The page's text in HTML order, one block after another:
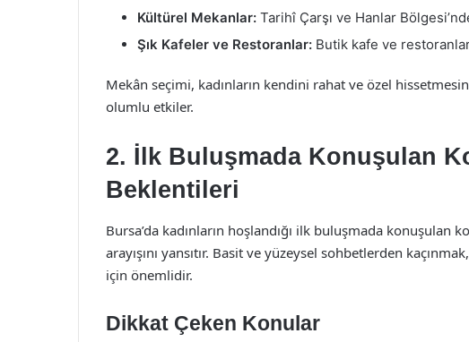
Kültürel Mekanlar: Tarihî Çarşı ve Hanlar
Şık Kafeler ve Restoranlar: Butik kafe ve
Mekân seçimi, kadınların kendini rahat ve özel
olumlu etkiler.
2. İlk Buluşmada Konuşulan
Beklentileri
Bursa’da kadınların hoşlandığı ilk buluşmada
arayışını yansıtır. Basit ve yüzeysel sohbetlerden
için önemlidir.
Dikkat Çeken Konular